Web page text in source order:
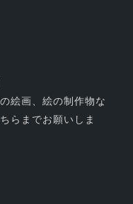
絵画、絵の制作物な
らまでお願いしま